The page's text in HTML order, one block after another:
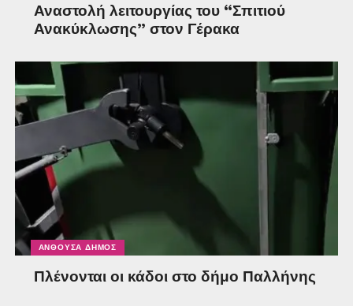
Αναστολή λειτουργίας του “Σπιτιού
Ανακύκλωσης” στον Γέρακα
ΑΝΘΟΎΣΑ ΔΉΜΟΣ
Πλένονται οι κάδοι στο δήμο Παλλήνης